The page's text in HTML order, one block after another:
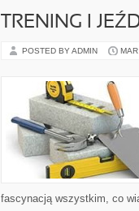
TRENING I
POSTED BY ADMIN
fascynacją wszystkim, co